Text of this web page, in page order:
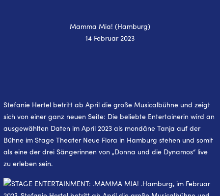
Mamma Mia! (Hamburg)
14 Februar 2023
Stefanie Hertel betritt ab April die große Musicalbühne und zeigt
sich von einer ganz neuen Seite: Die beliebte Entertainerin wird an
ausgewählten Daten im April 2023 als mondäne Tanja auf der
Bühne im Stage Theater Neue Flora in Hamburg stehen und somit
als eine der drei Sängerinnen von „Donna und die Dynamos“ live
zu erleben sein.